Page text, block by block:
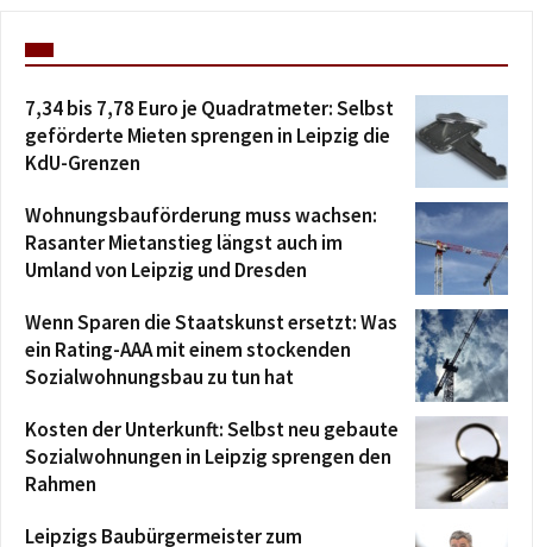
7,34 bis 7,78 Euro je Quadratmeter: Selbst
geförderte Mieten sprengen in Leipzig die
KdU-Grenzen
Wohnungsbauförderung muss wachsen:
Rasanter Mietanstieg längst auch im
Umland von Leipzig und Dresden
Wenn Sparen die Staatskunst ersetzt: Was
ein Rating-AAA mit einem stockenden
Sozialwohnungsbau zu tun hat
Kosten der Unterkunft: Selbst neu gebaute
Sozialwohnungen in Leipzig sprengen den
Rahmen
Leipzigs Baubürgermeister zum